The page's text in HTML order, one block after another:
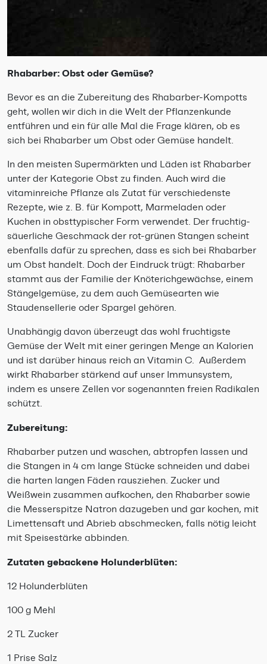
Rhabarber: Obst oder Gemüse?
Bevor es an die Zubereitung des Rhabarber-Kompotts
geht, wollen wir dich in die Welt der Pflanzenkunde
entführen und ein für alle Mal die Frage klären, ob es
sich bei Rhabarber um Obst oder Gemüse handelt.
In den meisten Supermärkten und Läden ist Rhabarber
unter der Kategorie Obst zu finden. Auch wird die
vitaminreiche Pflanze als Zutat für verschiedenste
Rezepte, wie z. B. für Kompott, Marmeladen oder
Kuchen in obsttypischer Form verwendet. Der fruchtig-
säuerliche Geschmack der rot-grünen Stangen scheint
ebenfalls dafür zu sprechen, dass es sich bei Rhabarber
um Obst handelt. Doch der Eindruck trügt: Rhabarber
stammt aus der Familie der Knöterichgewächse, einem
Stängelgemüse, zu dem auch Gemüsearten wie
Staudensellerie oder Spargel gehören.
Unabhängig davon überzeugt das wohl fruchtigste
Gemüse der Welt mit einer geringen Menge an Kalorien
und ist darüber hinaus reich an Vitamin C. Außerdem
wirkt Rhabarber stärkend auf unser Immunsystem,
indem es unsere Zellen vor sogenannten freien Radikalen
schützt.
Zubereitung:
Rhabarber putzen und waschen, abtropfen lassen und
die Stangen in 4 cm lange Stücke schneiden und dabei
die harten langen Fäden rausziehen. Zucker und
Weißwein zusammen aufkochen, den Rhabarber sowie
die Messerspitze Natron dazugeben und gar kochen, mit
Limettensaft und Abrieb abschmecken, falls nötig leicht
mit Speisestärke abbinden.
Zutaten gebackene Holunderblüten:
12 Holunderblüten
100 g Mehl
2 TL Zucker
1 Prise Salz